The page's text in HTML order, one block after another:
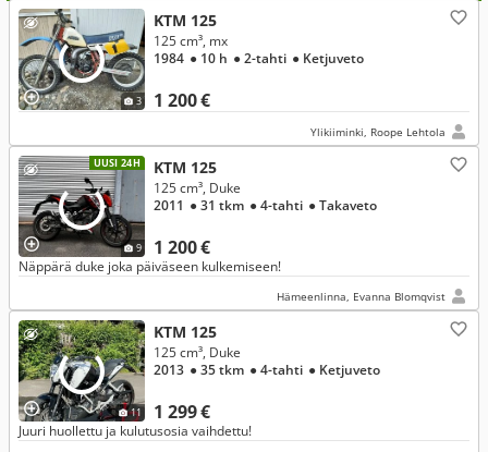
3
KTM 125
1 200 €
125 cm³, mx
1984 ● 10 h ● 2-tahti ● Ketjuveto
Ylikiiminki, Roope Lehtola
UUSI 24H
9
KTM 125
1 200 €
125 cm³, Duke
2011 ● 31 tkm ● 4-tahti ● Takaveto
Näppärä duke joka päiväseen kulkemiseen!
Hämeenlinna, Evanna Blomqvist
11
KTM 125
1 299 €
125 cm³, Duke
2013 ● 35 tkm ● 4-tahti ● Ketjuveto
Juuri huollettu ja kulutusosia vaihdettu!